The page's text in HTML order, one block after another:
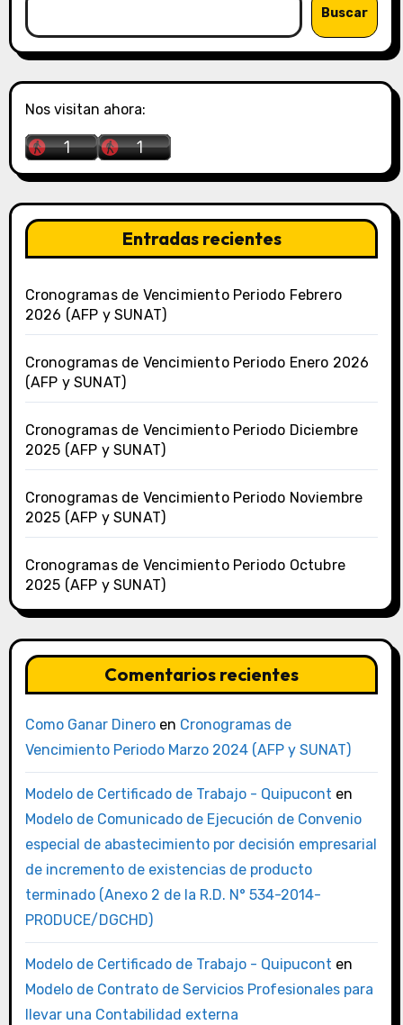
Buscar
Nos visitan ahora:
Entradas recientes
Cronogramas de Vencimiento Periodo Febrero
2026 (AFP y SUNAT)
Cronogramas de Vencimiento Periodo Enero 2026
(AFP y SUNAT)
Cronogramas de Vencimiento Periodo Diciembre
2025 (AFP y SUNAT)
Cronogramas de Vencimiento Periodo Noviembre
2025 (AFP y SUNAT)
Cronogramas de Vencimiento Periodo Octubre
2025 (AFP y SUNAT)
Comentarios recientes
Como Ganar Dineroen Cronogramas de
Vencimiento Periodo Marzo 2024 (AFP y SUNAT)
Modelo de Certificado de Trabajo - Quipucont en
Modelo de Comunicado de Ejecución de Convenio
especial de abastecimiento por decisión empresarial
de incremento de existencias de producto
terminado (Anexo 2 de la R.D. N° 534-2014-
PRODUCE/DGCHD)
Modelo de Certificado de Trabajo - Quipucont en
Modelo de Contrato de Servicios Profesionales para
llevar una Contabilidad externa